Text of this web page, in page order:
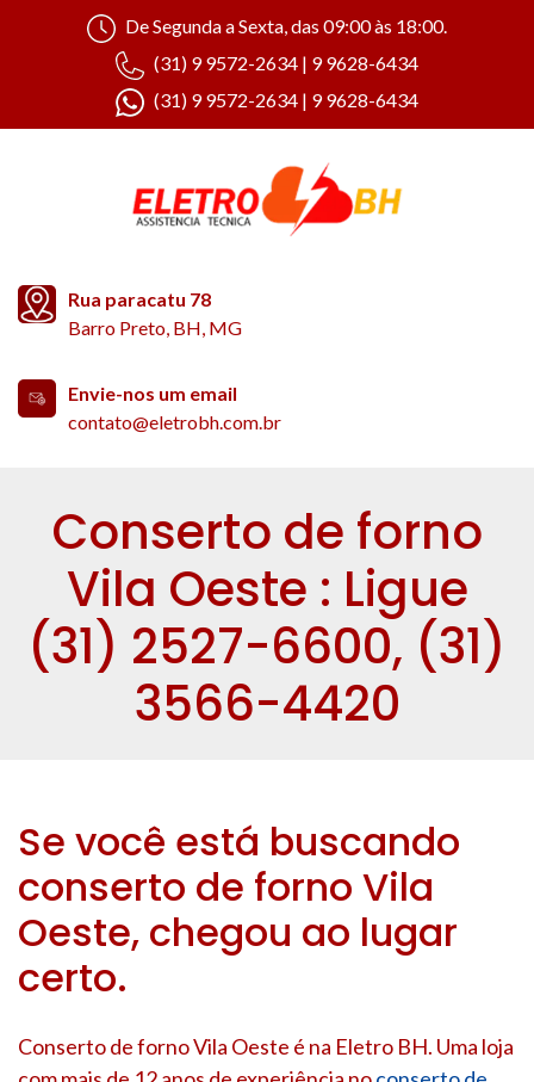
De Segunda a Sexta, das 09:00 às 18:00.
(31) 9 9572-2634 | 9 9628-6434
(31) 9 9572-2634 | 9 9628-6434
Rua paracatu 78
Barro Preto, BH, MG
Envie-nos um email
contato@eletrobh.com.br
Conserto de forno
Vila Oeste : Ligue
(31) 2527-6600, (31)
3566-4420
Se você está buscando
conserto de forno Vila
Oeste, chegou ao lugar
certo.
Conserto de forno Vila Oeste é na Eletro BH. Uma loja